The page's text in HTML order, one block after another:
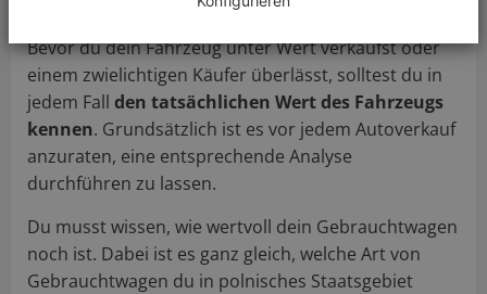
durchführen lässt
Bevor du dein Fahrzeug unter Wert verkaufst oder
einem zwielichtigen Käufer überlässt, solltest du in
jedem Fall den tatsächlichen Wert des Fahrzeugs
kennen. Grundsätzlich ist es vor jedem Autoverkauf
anzuraten, eine entsprechende Analyse
durchführen zu lassen.
Du musst wissen, wie wertvoll dein Gebrauchtwagen
noch ist. Dabei ist es ganz gleich, welche Art von
Gebrauchtwagen du in polnisches Staatsgebiet